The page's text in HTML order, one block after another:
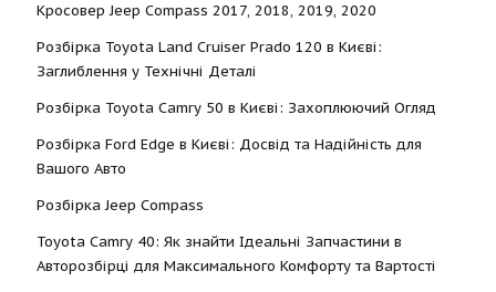
Кросовер Jeep Compass 2017, 2018, 2019, 2020
Розбірка Toyota Land Cruiser Prado 120 в Києві:
Заглиблення у Технічні Деталі
Розбірка Toyota Camry 50 в Києві: Захоплюючий Огляд
Розбірка Ford Edge в Києві: Досвід та Надійність для
Вашого Авто
Розбірка Jeep Compass
Toyota Camry 40: Як знайти Ідеальні Запчастини в
Авторозбірці для Максимального Комфорту та Вартості